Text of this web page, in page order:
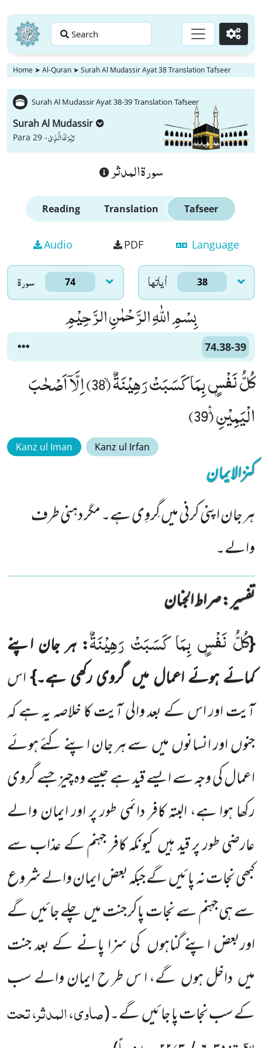
Search Go
Home ➤ Al-Quran ➤ Surah Al Mudassir Ayat 38 Translation Tafseer
Surah Al Mudassir Ayat 38-39 Translation Tafseer
Surah Al Mudassir
Para 29 -تَبٰرَكَ الَّذِیْ
سورة المدثر
Reading Translation Tafseer
Audio PDF Language
سورۃ 74 اٰياتها 38
بِسْمِ اللّٰهِ الرَّحْمٰنِ الرَّحِیْمِ
74.38-39
كُلُّ نَفْسٍۭ بِمَا كَسَبَتْ رَهِیْنَةٌۙ (38) اِلَّاۤ اَصْحٰبَ
الْیَمِیْنِؕۛ (39)
Kanz ul Iman Kanz ul Irfan
کنزالایمان
ہر جان اپنی کرنی میں گِروِی ہے۔ مگر دہنی طرف
والے۔
تفسیر : ‎صراط الجنان
{كُلُّ نَفْسٍۭ بِمَا كَسَبَتْ رَهِیْنَةٌ: ہر جان اپنے
کمائے ہوئے اعمال میں گروی رکھی ہے۔}اس
آیت اور اس کے بعد والی آیت کا خلاصہ یہ ہے کہ
جنوںاور انسانوںمیںسے ہر جان اپنے کئے ہوئے
اعمال کی وجہ سے ایسے قید ہے جیسے وہ چیز جسے گروی
رکھا ہوا ہے، البتہ کافر دائمی طور پر اور ایمان والے
عارضی طور پر قید ہیں کیونکہ کافر جہنم کے عذاب سے
کبھی نجات نہ پائیںگے جبکہ بعض ایمان والے شروع
سے ہی جہنم سے نجات پاکر جنت میںچلے جائیںگے
اوربعض اپنے گناہوں کی سزا پانے کے بعد جنت
میںداخل ہوں گے، ا س طر ح ایمان والے سب
کے سب نجات پا جائیںگے۔(صاوی، المدثر، تحت